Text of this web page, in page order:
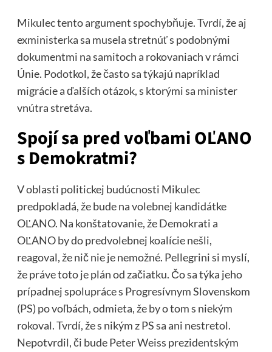
Mikulec tento argument spochybňuje. Tvrdí, že aj
exministerka sa musela stretnúť s podobnými
dokumentmi na samitoch a rokovaniach v rámci
Únie. Podotkol, že často sa týkajú napríklad
migrácie a ďalších otázok, s ktorými sa minister
vnútra stretáva.
Spojí sa pred voľbami OĽANO
s Demokratmi?
V oblasti politickej budúcnosti Mikulec
predpokladá, že bude na volebnej kandidátke
OĽANO. Na konštatovanie, že Demokrati a
OĽANO by do predvolebnej koalície nešli,
reagoval, že nič nie je nemožné. Pellegrini si myslí,
že práve toto je plán od začiatku. Čo sa týka jeho
prípadnej spolupráce s Progresívnym Slovenskom
(PS) po voľbách, odmieta, že by o tom s niekým
rokoval. Tvrdí, že s nikým z PS sa ani nestretol.
Nepotvrdil, či bude Peter Weiss prezidentským